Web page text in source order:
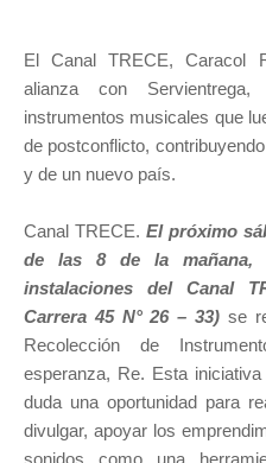
El Canal TRECE, Caracol
alianza con
instrumentos musicales que
de postconflicto,
y de un nuevo país.
Canal TRECE. El próximo
de las 8 de la mañana,
instalaciones del Canal
Carrera 45 N° 26 – 33) se
Recolección de
esperanza, Re. Esta
duda una oportunidad para
divulgar, apoyar los
sonidos como una